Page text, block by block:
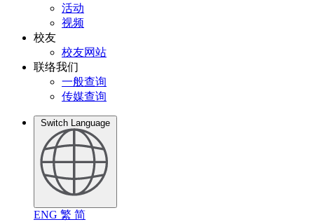
活动
视频
校友
校友网站
联络我们
一般查询
传媒查询
Switch Language
ENG 繁 简